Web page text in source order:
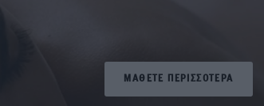
ΜΑΘΕΤΕ ΠΕΡΙΣΣΟΤΕΡΑ